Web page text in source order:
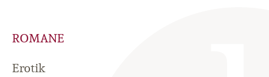
ROMANE
Erotik